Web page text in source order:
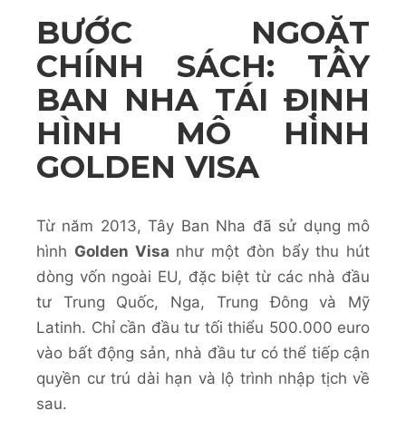
BƯỚC NGOẶT
CHÍNH SÁCH: TÂY
BAN NHA TÁI ĐỊNH
HÌNH MÔ HÌNH
GOLDEN VISA
Từ năm 2013, Tây Ban Nha đã sử dụng mô
hình Golden Visa như một đòn bẩy thu hút
dòng vốn ngoài EU, đặc biệt từ các nhà đầu
tư Trung Quốc, Nga, Trung Đông và Mỹ
Latinh. Chỉ cần đầu tư tối thiểu 500.000 euro
vào bất động sản, nhà đầu tư có thể tiếp cận
quyền cư trú dài hạn và lộ trình nhập tịch về
sau.